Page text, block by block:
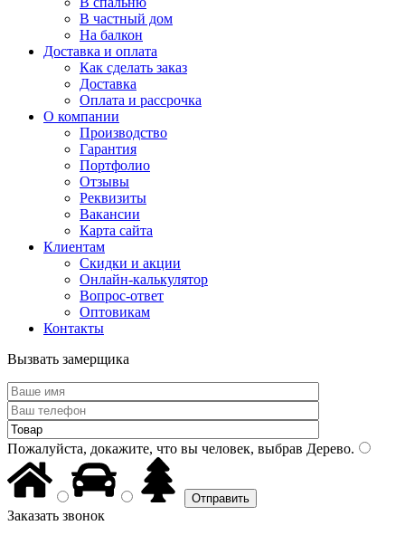
В частный дом
На балкон
Доставка и оплата
Как сделать заказ
Доставка
Оплата и рассрочка
О компании
Производство
Гарантия
Портфолио
Отзывы
Реквизиты
Вакансии
Карта сайта
Клиентам
Скидки и акции
Онлайн-калькулятор
Вопрос-ответ
Оптовикам
Контакты
Вызвать замерщика
Пожалуйста, докажите, что вы человек, выбрав Дерево.
Заказать звонок